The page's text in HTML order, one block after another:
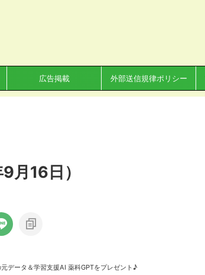
広告掲載 外部送信規律ポリシー
月16日）
データ＆学習支援AI 薬科GPTをプレゼント♪